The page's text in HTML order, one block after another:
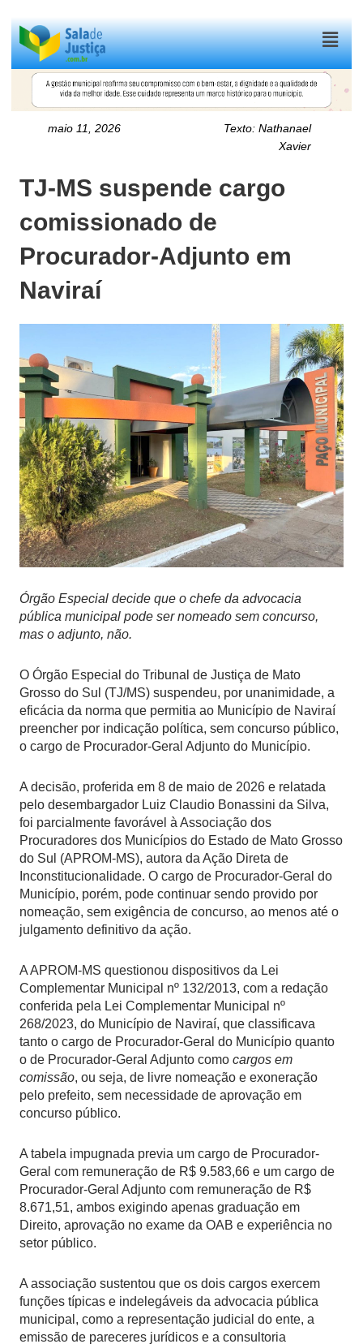
Menu
maio 11, 2026 Texto:Nathanael
Xavier
TJ-MS suspende cargo
comissionado de
Procurador-Adjunto em
Naviraí
Órgão Especial decide que o chefe da advocacia
pública municipal pode ser nomeado sem concurso,
mas o adjunto, não.
O Órgão Especial do Tribunal de Justiça de Mato
Grosso do Sul (TJ/MS) suspendeu, por unanimidade, a
eficácia da norma que permitia ao Município de Naviraí
preencher por indicação política, sem concurso público,
o cargo de Procurador-Geral Adjunto do Município.
A decisão, proferida em 8 de maio de 2026 e relatada
pelo desembargador Luiz Claudio Bonassini da Silva,
foi parcialmente favorável à Associação dos
Procuradores dos Municípios do Estado de Mato Grosso
do Sul (APROM-MS), autora da Ação Direta de
Inconstitucionalidade. O cargo de Procurador-Geral do
Município, porém, pode continuar sendo provido por
nomeação, sem exigência de concurso, ao menos até o
julgamento definitivo da ação.
A APROM-MS questionou dispositivos da Lei
Complementar Municipal nº 132/2013, com a redação
conferida pela Lei Complementar Municipal nº
268/2023, do Município de Naviraí, que classificava
tanto o cargo de Procurador-Geral do Município quanto
o de Procurador-Geral Adjunto como cargos em
comissão, ou seja, de livre nomeação e exoneração
pelo prefeito, sem necessidade de aprovação em
concurso público.
A tabela impugnada previa um cargo de Procurador-
Geral com remuneração de R$ 9.583,66 e um cargo de
Procurador-Geral Adjunto com remuneração de R$
8.671,51, ambos exigindo apenas graduação em
Direito, aprovação no exame da OAB e experiência no
setor público.
A associação sustentou que os dois cargos exercem
funções típicas e indelegáveis da advocacia pública
municipal, como a representação judicial do ente, a
emissão de pareceres jurídicos e a consultoria